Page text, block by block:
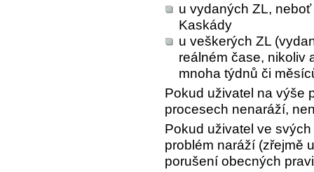
u vydaných ZL,
Kaskády
u veškerých ZL
reálném čase, nikoliv
mnoha týdnů či
Pokud uživatel na výše
procesech nenaráží,
Pokud uživatel ve
problém naráží (zřejmě
porušení obecných